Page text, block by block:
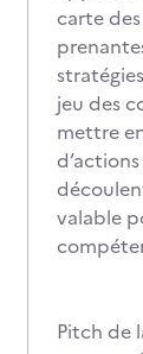
carte
jeu des
mettre
valable
Pitch de